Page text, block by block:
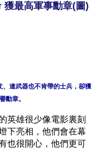
獲最高軍事勳章(圖)
連武器也不肯帶的士兵，卻獲
英雄很少像電影裏刻
下亮相，他們會在幕
也很開心，他們更可